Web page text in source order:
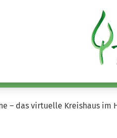
– das virtuelle Kreishaus im